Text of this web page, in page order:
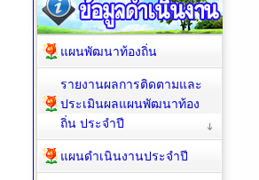
แผนพัฒนาท้องถิ่น
รายงานผลการติดตามและ
ประเมินผลแผนพัฒนาท้อง
ถิ่น ประจำปี
แผนดำเนินงานประจำปี